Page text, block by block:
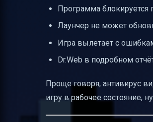
Программа блокируется
Лаунчер не может
Игра вылетает с
Dr.Web в подробном
Проще говоря, антивирус
игру в рабочее состояние,